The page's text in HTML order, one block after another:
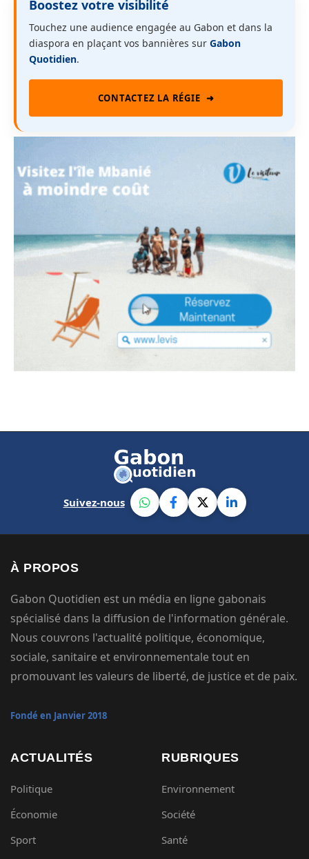
Boostez votre visibilité
Touchez une audience engagée au Gabon et dans la
diaspora en plaçant vos bannières sur Gabon
Quotidien.
CONTACTEZ LA RÉGIE ➜
Suivez-nous
À PROPOS
Gabon Quotidien est un média en ligne gabonais
spécialisé dans la diffusion de l'information générale.
Nous couvrons l'actualité politique, économique,
sociale, sanitaire et environnementale tout en
promouvant les valeurs de liberté, de justice et de paix.
Fondé en Janvier 2018
ACTUALITÉS
Politique
Économie
Sport
RUBRIQUES
Environnement
Société
Santé